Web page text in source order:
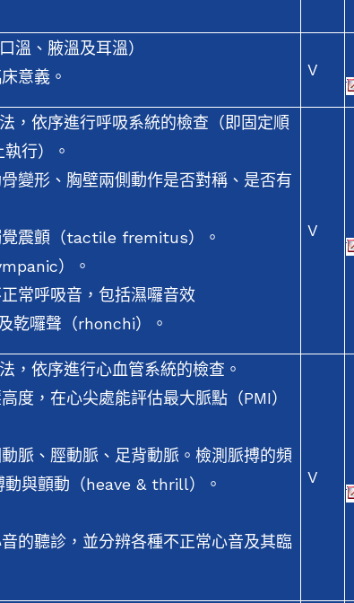
溫、腋溫及耳溫）
意義。
V
，依序進行呼吸系統的檢查（即固定順
行）。
變形、胸壁兩側動作是否對稱、是否有
覺震顫（tactile fremitus）。
）。
常呼吸音，包括濕囉音效
乾囉聲（rhonchi）。
V
，依序進行心血管系統的檢查。
度，在心尖處能評估最大脈點（PMI）
脈、脛動脈、足背動脈。檢測脈搏的頻
動與顫動（heave & thrill）。
的聽診，並分辨各種不正常心音及其臨
V